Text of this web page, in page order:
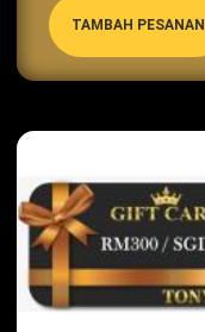
TAMBAH PESANAN